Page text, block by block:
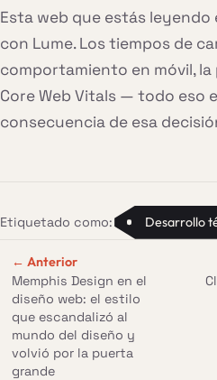
Esta web que estás
con Lume. Los tiempos de
comportamiento en móvil,
Core Web Vitals — todo eso
consecuencia de esa
Etiquetado como: Desarrollo
← Anterior
Memphis Design en el
diseño web: el estilo
que escandalizó al
mundo del diseño y
volvió por la puerta
grande